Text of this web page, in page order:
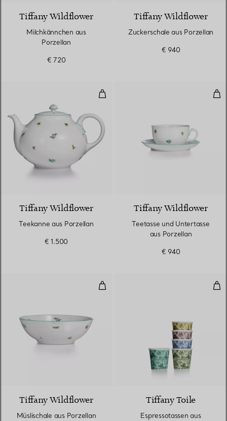
Tiffany Wildflower
Milchkännchen aus
Porzellan
€ 720
Tiffany Wildflower
Zuckerschale aus Porzellan
€ 940
Teekanne aus Porzellan
Tiffany Wildflower
Teekanne aus Porzellan
€ 1.500
Tiffany Wildflower
Teetasse und Untertasse
aus Porzellan
€ 940
Müslischale aus Porzellan
Tiffany Wildflower
Müslischale aus Porzellan
Tiffany Toile
Espressotassen aus